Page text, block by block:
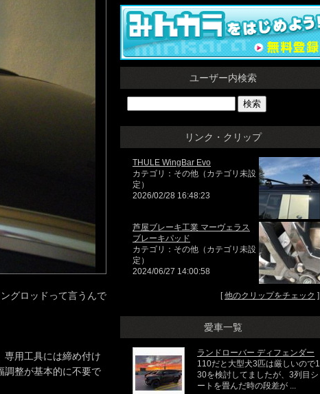
グロッドって言うんで
専用工具には締め付け
調整が基本的に不要で
ユーザー内検索
リンク・クリップ
THULE WingBar Evo
カテゴリ：その他（カテゴリ未設
定）
2026/02/28 16:48:23
芦屋ブレーキ工業 マーヴェラス
ブレーキパッド
カテゴリ：その他（カテゴリ未設
定）
2024/06/27 14:00:58
[他のクリップをチェック ]
愛車一覧
ランドローバー ディフェンダー
110だと大型犬3匹は厳しいので1
30を検討してましたが、3列目シ
ートを畳んだ時の段差が ...